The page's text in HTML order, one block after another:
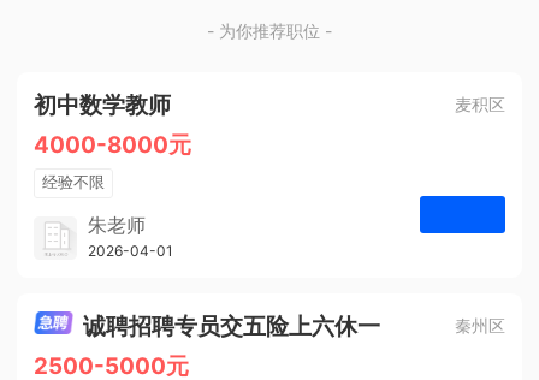
- 为你推荐职位 -
初中数学教师 麦积区
4000-8000元
经验不限
学历不限
1人
朱老师
博学启智教育
2026-04-01
诚聘招聘专员交五险上六休一 秦州区
2500-5000元